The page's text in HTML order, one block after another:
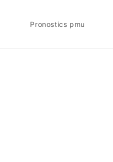
Pronostics pmu